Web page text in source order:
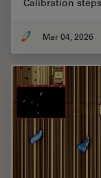
Calibration
Mar 04, 2026